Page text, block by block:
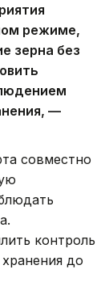
режиме,
зерна без
—
совместно
контроль
до